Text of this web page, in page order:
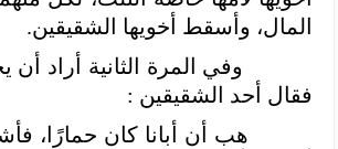
المال، وأسقط أخويها الشقيقين.
وفي المرة الثانية أراد أن
فقال أحد الشقيقين :
هب أن أبانا كان حمارًا،